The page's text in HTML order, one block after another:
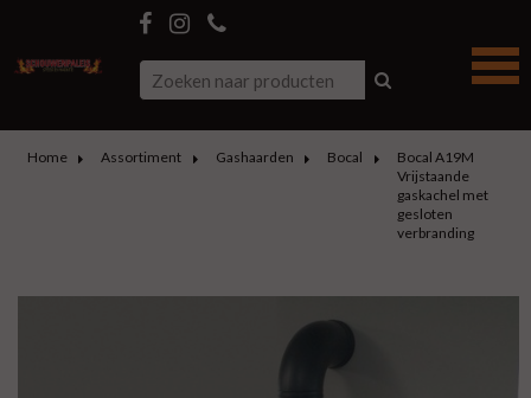
Home Assortiment Gashaarden Bocal
Bocal A19M
Vrijstaande
gaskachel met
gesloten
verbranding